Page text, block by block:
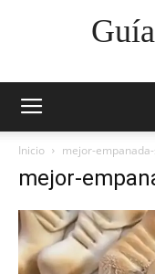
Inicio mejor-
mejor-